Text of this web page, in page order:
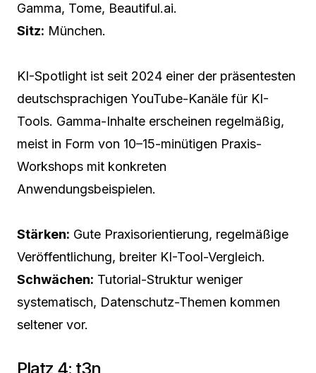
Gamma, Tome, Beautiful.ai.
Sitz: München.
KI-Spotlight ist seit 2024 einer der präsentesten
deutschsprachigen YouTube-Kanäle für KI-
Tools. Gamma-Inhalte erscheinen regelmäßig,
meist in Form von 10–15-minütigen Praxis-
Workshops mit konkreten
Anwendungsbeispielen.
Stärken: Gute Praxisorientierung, regelmäßige
Veröffentlichung, breiter KI-Tool-Vergleich.
Schwächen: Tutorial-Struktur weniger
systematisch, Datenschutz-Themen kommen
seltener vor.
Platz 4: t3n